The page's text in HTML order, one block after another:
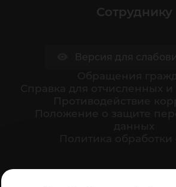
Сотруднику